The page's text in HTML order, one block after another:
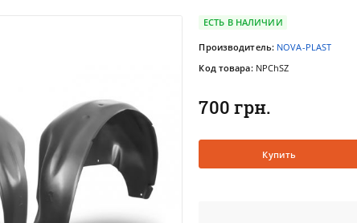
ЕСТЬ В НАЛИЧИИ
Производитель: NOVA-PLAST
Код товара: NPChSZ
700 грн.
Купить